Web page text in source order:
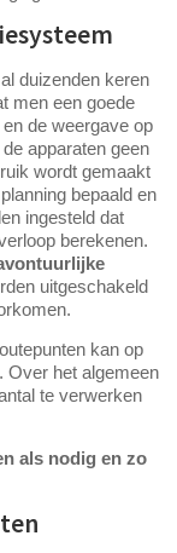
duizenden keren
men een goede
de weergave op
apparaten geen
wordt gemaakt
bepaald en
ingesteld dat
berekenen.
uitgeschakeld
kan op
Over het algemeen
te verwerken
als nodig en zo